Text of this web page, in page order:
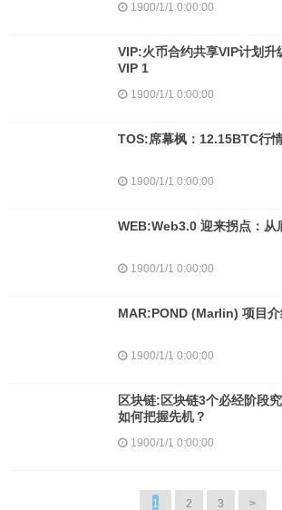
1900/1/1 0:00:00
VIP:火币合约共享VIP计划升
VIP 1
1900/1/1 0:00:00
TOS:席幕枫：12.15BTC行
1900/1/1 0:00:00
WEB:Web3.0 迎来拐点：从
1900/1/1 0:00:00
MAR:POND (Marlin) 项目
1900/1/1 0:00:00
区块链:区块链3个必经阶段
如何把握先机？
1900/1/1 0:00:00
1 2 3 >